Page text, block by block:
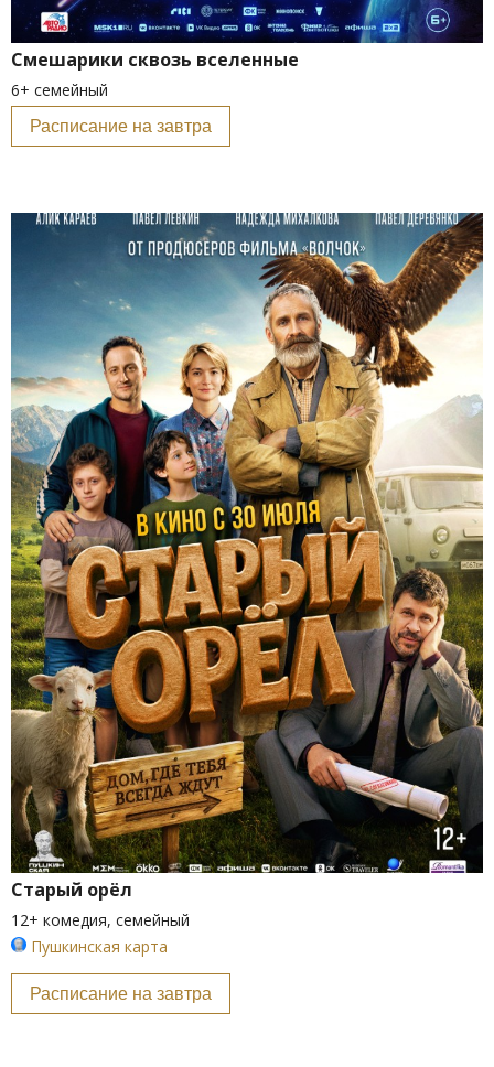
Смешарики сквозь вселенные
6+ семейный
Расписание на завтра
Старый орёл
12+ комедия, семейный
Пушкинская карта
Расписание на завтра